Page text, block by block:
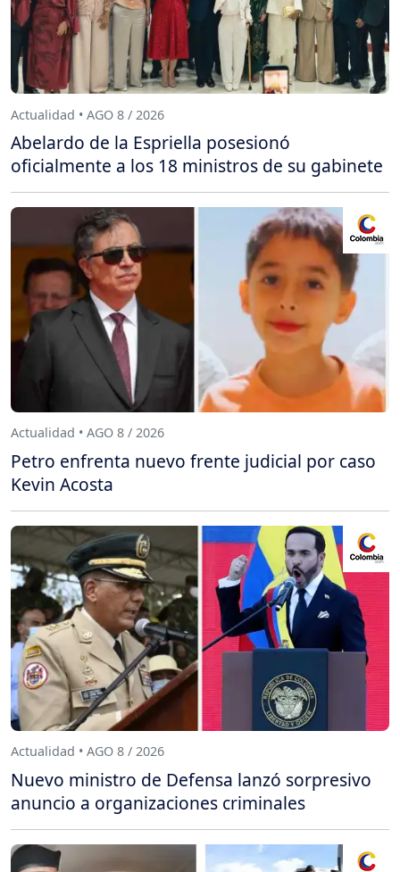
Actualidad • AGO 8 / 2026
Abelardo de la Espriella posesionó
oficialmente a los 18 ministros de su gabinete
Actualidad • AGO 8 / 2026
Petro enfrenta nuevo frente judicial por caso
Kevin Acosta
Actualidad • AGO 8 / 2026
Nuevo ministro de Defensa lanzó sorpresivo
anuncio a organizaciones criminales